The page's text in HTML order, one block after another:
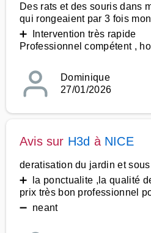
Des rats et des souris dans
qui rongeaient par 3 fois
➕ Intervention très rapide
Professionnel compétent ,
Dominique
27/01/2026
Avis sur H3d à NICE
deratisation du jardin et sous
➕ la ponctualite ,la qualité
prix très bon professionnel
➖ neant